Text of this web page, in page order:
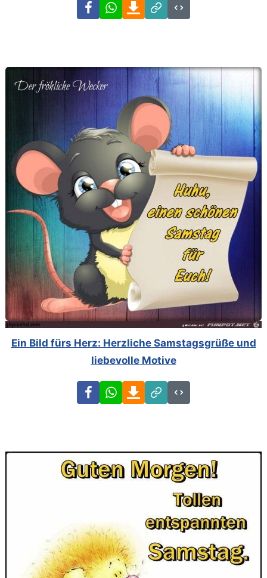
FacebookWhatsAppDownload
Link
Code
Ein Bild fürs Herz: Herzliche Samstagsgrüße und
liebevolle Motive
FacebookWhatsAppDownload
Link
Code